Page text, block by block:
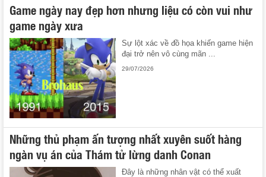
Game ngày nay đẹp hơn nhưng liệu có còn vui như
game ngày xưa
Sự lột xác về đồ họa khiến game hiện
đại trở nên vô cùng mãn ...
29/07/2026
Những thủ phạm ấn tượng nhất xuyên suốt hàng
ngàn vụ án của Thám tử lừng danh Conan
Đây là những nhân vật có thể xuất